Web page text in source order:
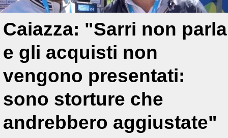
Caiazza: "Sarri non parla
e gli acquisti non
vengono presentati:
sono storture che
andrebbero aggiustate"